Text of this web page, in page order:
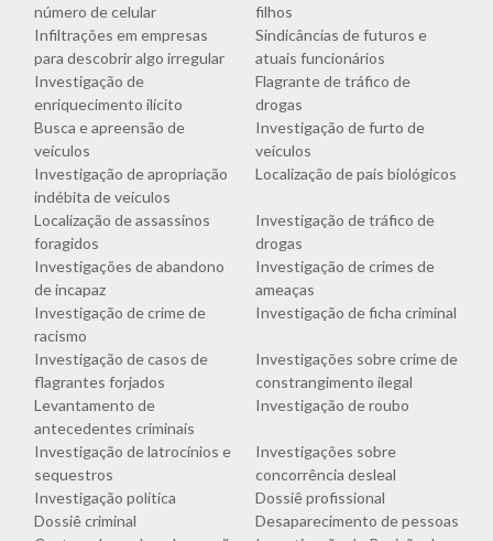
número de celular
filhos
Infiltrações em empresas
para descobrir algo irregular
Sindicâncias de futuros e
atuais funcionários
Investigação de
enriquecimento ilícito
Flagrante de tráfico de
drogas
Busca e apreensão de
veículos
Investigação de furto de
veículos
Investigação de apropriação
indébita de veículos
Localização de pais biológicos
Localização de assassinos
foragidos
Investigação de tráfico de
drogas
Investigações de abandono
de incapaz
Investigação de crimes de
ameaças
Investigação de crime de
racismo
Investigação de ficha criminal
Investigação de casos de
flagrantes forjados
Investigações sobre crime de
constrangimento ilegal
Levantamento de
antecedentes criminais
Investigação de roubo
Investigação de latrocínios e
sequestros
Investigações sobre
concorrência desleal
Investigação política
Dossiê profissional
Dossiê criminal
Desaparecimento de pessoas